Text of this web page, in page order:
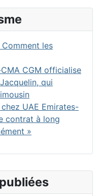
les
CGM officialise
qui
UAE Emirates-
contrat à long
»